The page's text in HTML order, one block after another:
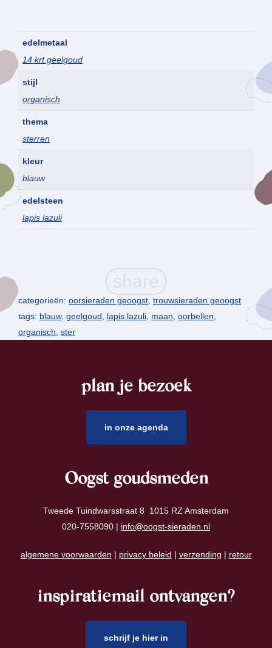
edelmetaal
14 krt geelgoud
stijl
organisch
thema
sterren
kleur
blauw
edelsteen
lapis lazuli
categorieën: oorsieraden geoogst trouwsieraden geoogst
tags: blauw, geelgoud lapis lazuli maan oorbellen
organisch ster
plan je bezoek
in onze agenda
Oogst goudsmeden
Tweede Tuindwarsstraat 8 1015 RZ Amsterdam
020-7558090 | info@oogst-sieraden.nl
algemene voorwaarden | privacy beleid | verzending | retour
inspiratiemail ontvangen?
schrijf je hier in